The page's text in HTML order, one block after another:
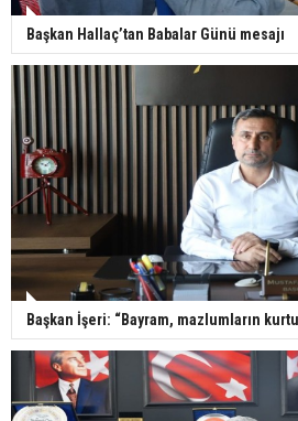
Başkan Hallaç’tan Babalar Günü mesajı
Başkan İşeri: “Bayram, mazlumların